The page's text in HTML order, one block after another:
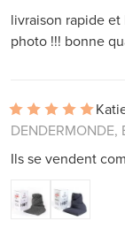
livraison rapide
photo !!! bonne
DENDERMONDE,
Ils se vendent